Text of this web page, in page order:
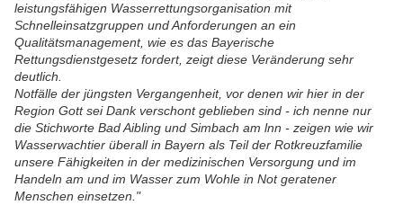
leistungsfähigen Wasserrettungsorganisation mit
Schnelleinsatzgruppen und Anforderungen an ein
Qualitätsmanagement, wie es das Bayerische
Rettungsdienstgesetz fordert, zeigt diese Veränderung sehr
deutlich.
Notfälle der jüngsten Vergangenheit, vor denen wir hier in der
Region Gott sei Dank verschont geblieben sind - ich nenne nur
die Stichworte Bad Aibling und Simbach am lnn - zeigen wie wir
Wasserwachtier überall in Bayern als Teil der Rotkreuzfamilie
unsere Fähigkeiten in der medizinischen Versorgung und im
Handeln am und im Wasser zum Wohle in Not geratener
Menschen einsetzen."